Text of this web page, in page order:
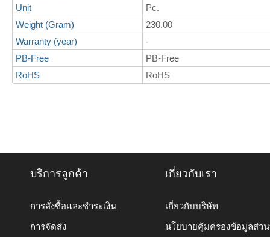
Unit
Pc.
Weight (Gram)
230.00
Warranty (year)
-
PB-Free
PB-Free
RoHS
RoHS
บริการลูกค้า
การสั่งซื้อและชำระเงิน
การจัดส่ง
เกี่ยวกับเรา
เกี่ยวกับบริษัท
นโยบายคุ้มครองข้อมูลส่ว